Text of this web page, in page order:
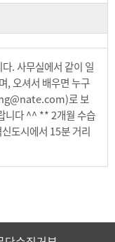
. 사무실에서 같이 일
, 오셔서 배우면 누구
로 보
니다 ^^ ** 2개월 수습
도시에서 15분 거리